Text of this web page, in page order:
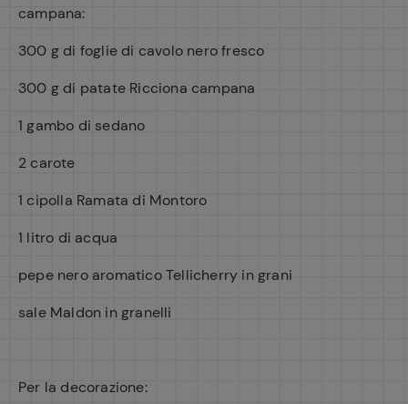
campana:
300 g di foglie di cavolo nero fresco
300 g di patate Ricciona campana
1 gambo di sedano
2 carote
1 cipolla Ramata di Montoro
1 litro di acqua
pepe nero aromatico Tellicherry in grani
sale Maldon in granelli
Per la decorazione: